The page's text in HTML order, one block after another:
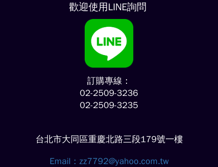
歡迎使用LINE詢問
訂購專線：
02-2509-3236
02-2509-3235
台北市大同區重慶北路三段179號一樓
Email： zz7792@yahoo.com.tw